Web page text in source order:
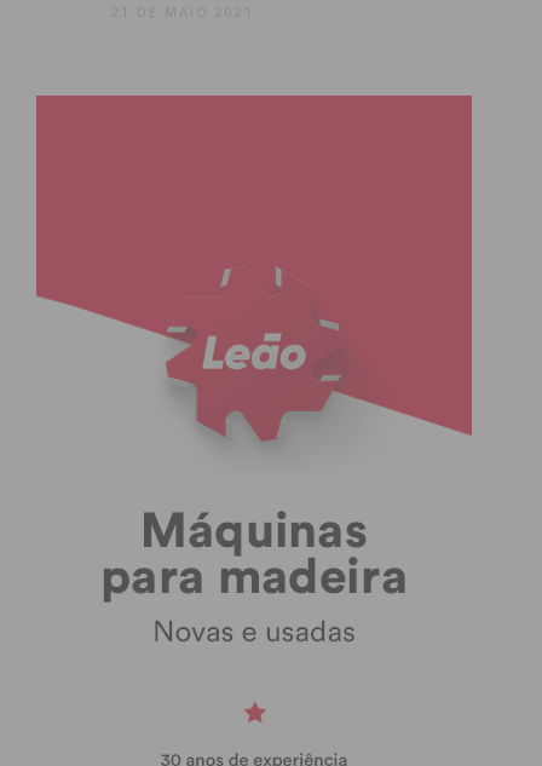
21 DE MAIO 2021